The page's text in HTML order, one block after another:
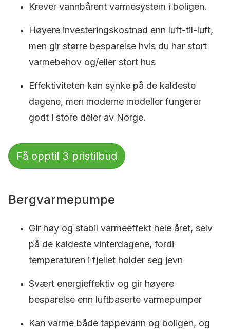
Krever vannbårent varmesystem i boligen.
Høyere investeringskostnad enn luft-til-luft,
men gir større besparelse hvis du har stort
varmebehov og/eller stort hus
Effektiviteten kan synke på de kaldeste
dagene, men moderne modeller fungerer
godt i store deler av Norge.
Få opptil 3 pristilbud
Bergvarmepumpe
Gir høy og stabil varmeeffekt hele året, selv
på de kaldeste vinterdagene, fordi
temperaturen i fjellet holder seg jevn
Svært energieffektiv og gir høyere
besparelse enn luftbaserte varmepumper
Kan varme både tappevann og boligen, og